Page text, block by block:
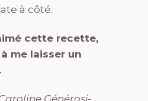
à côté.
cette recette,
me laisser un
Générosi-